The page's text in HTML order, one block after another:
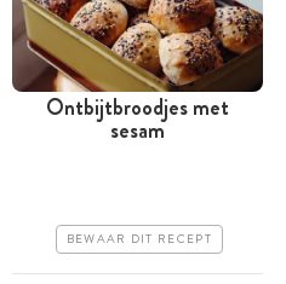
Tussen 30 minuten en 1
Ontbijtbroodjes met
sesam
BEWAAR DIT RECEPT